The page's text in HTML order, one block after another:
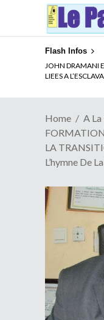
Flash Infos
ELECTION DE
Quand Patrice
Home
A
LA
L’hymne De